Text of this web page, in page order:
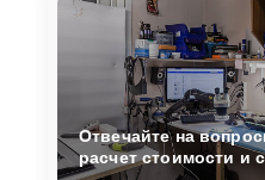
Отвечайте на
расчет стоимости и